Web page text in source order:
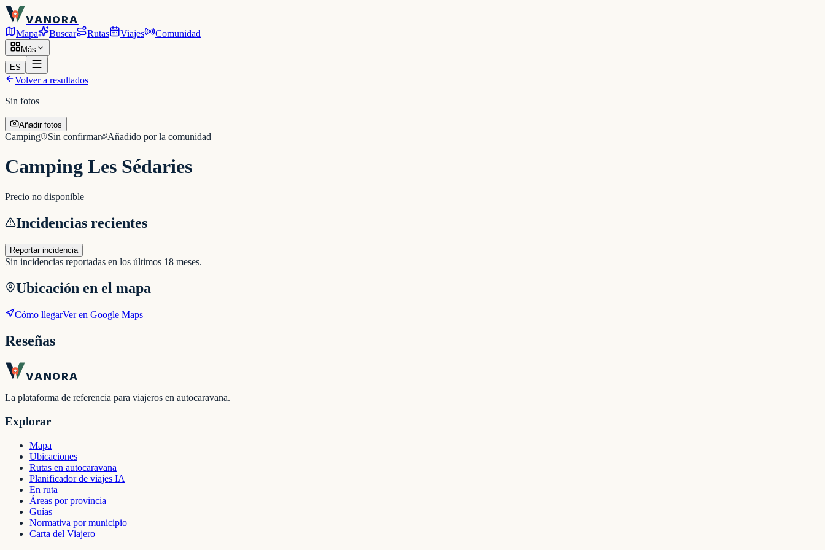
VANORA
Mapa Buscar Rutas Viajes Comunidad
Más
ES
Volver a resultados
Sin fotos
Añadir fotos
Camping Sin confirmar Añadido por la comunidad
Camping Les Sédaries
Precio no disponible
Incidencias recientes
Reportar incidencia
Sin incidencias reportadas en los últimos 18 meses.
Ubicación en el mapa
Cómo llegarVer en Google Maps
Reseñas
VANORA
La plataforma de referencia para viajeros en autocaravana.
Explorar
Mapa
Ubicaciones
Rutas en autocaravana
Planificador de viajes IA
En ruta
Áreas por provincia
Guías
Normativa por municipio
Carta del Viajero